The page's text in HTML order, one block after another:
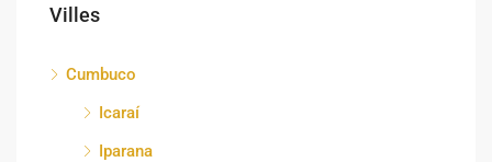
Villes
Cumbuco
Icaraí
Iparana